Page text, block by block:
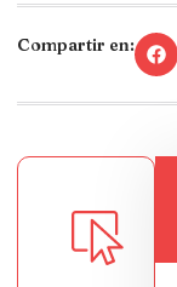
Compartir en: